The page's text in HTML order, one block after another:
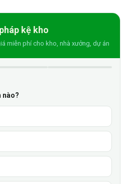
kệ kho
miễn phí cho kho, nhà xưởng, dự án
nào?